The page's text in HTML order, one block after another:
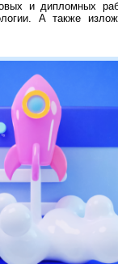
и дипломных
А также